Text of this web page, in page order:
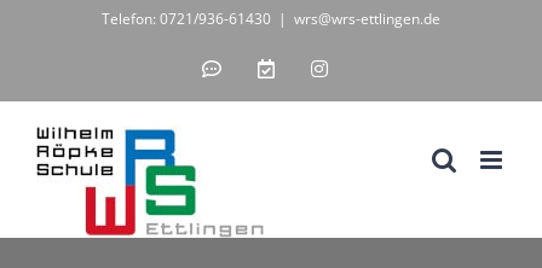
springen
Telefon: 0721/936-61430 | wrs@wrs-ettlingen.de
IServ
unsere
WebUntis
digitales
Instagram